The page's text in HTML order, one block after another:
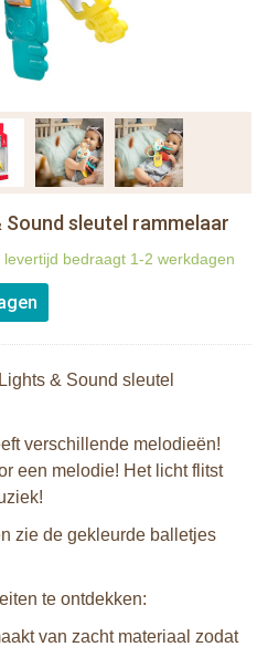
sleutel rammelaar
bedraagt 1-2 werkdagen
& Sound sleutel
verschillende melodieën!
een melodie! Het licht flitst
zie de gekleurde balletjes
te ontdekken:
van zacht materiaal zodat